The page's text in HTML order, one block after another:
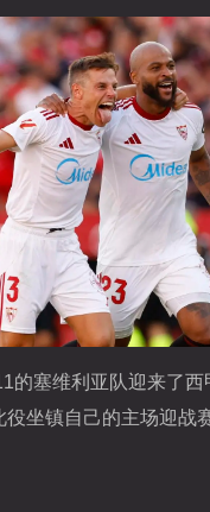
的塞维利亚队迎来了西
役坐镇自己的主场迎战